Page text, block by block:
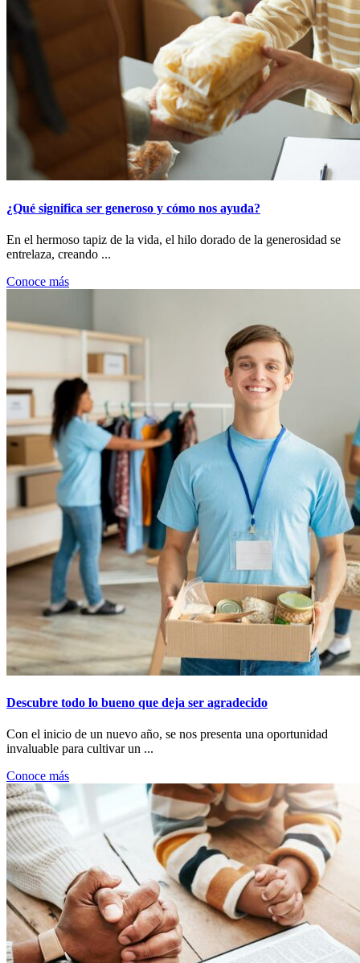
¿Qué significa ser generoso y cómo nos ayuda?
En el hermoso tapiz de la vida, el hilo dorado de la generosidad se
entrelaza, creando ...
Conoce más
Descubre todo lo bueno que deja ser agradecido
Con el inicio de un nuevo año, se nos presenta una oportunidad
invaluable para cultivar un ...
Conoce más